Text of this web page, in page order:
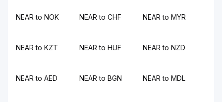
NEAR to NOK NEAR to CHF NEAR to MYR
NEAR to KZT NEAR to HUF NEAR to NZD
NEAR to AED NEAR to BGN NEAR to MDL